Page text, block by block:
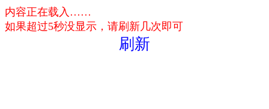
内容正在载入……
如果超过5秒没显示，请刷新几次即可
刷新